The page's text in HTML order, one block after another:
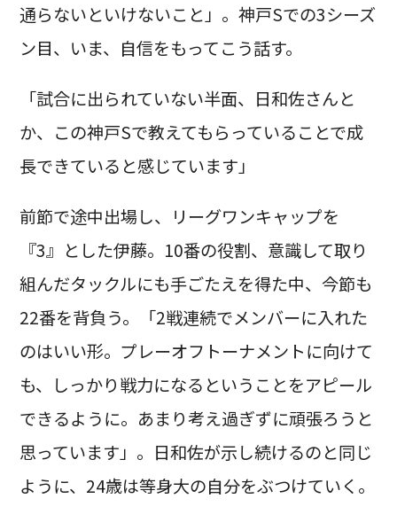
通らないといけないこと」。神戸Sでの3シーズ
ン目、いま、自信をもってこう話す。
「試合に出られていない半面、日和佐さんと
か、この神戸Sで教えてもらっていることで成
長できていると感じています」
前節で途中出場し、リーグワンキャップを
『3』とした伊藤。10番の役割、意識して取り
組んだタックルにも手ごたえを得た中、今節も
22番を背負う。「2戦連続でメンバーに入れた
のはいい形。プレーオフトーナメントに向けて
も、しっかり戦力になるということをアピール
できるように。あまり考え過ぎずに頑張ろうと
思っています」。日和佐が示し続けるのと同じ
ように、24歳は等身大の自分をぶつけていく。